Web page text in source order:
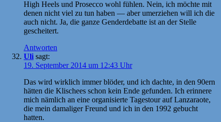
High Heels und Prosecco wohl fühlen. Nein, ich möchte mit
denen nicht viel zu tun haben — aber umerziehen will ich die
auch nicht. Ja, die ganze Genderdebatte ist an der Stelle
gescheitert.
Antworten
Uli sagt:
19. September 2014 um 12:43 Uhr
Das wird wirklich immer blöder, und ich dachte, in den 90ern
hätten die Klischees schon kein Ende gefunden. Ich erinnere
mich nämlich an eine organisierte Tagestour auf Lanzaraote,
die mein damaliger Freund und ich in den 1992 gebucht
hatten.